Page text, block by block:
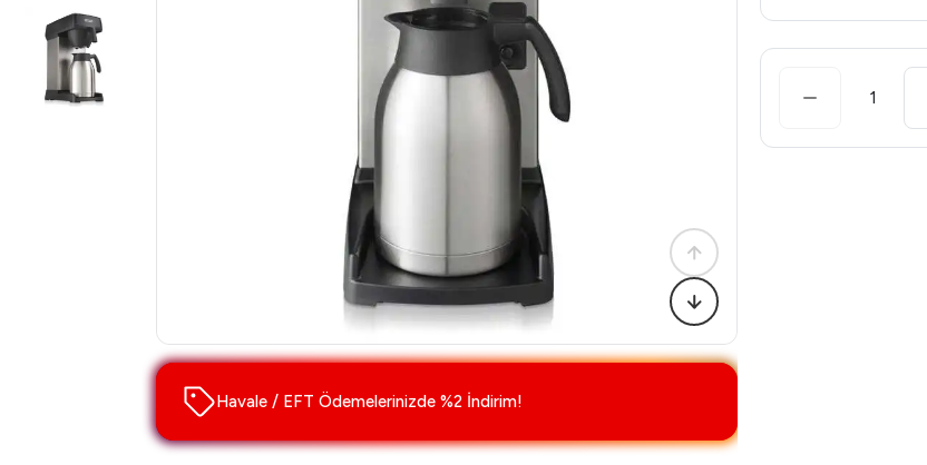
Havale / EFT Ödemelerinizde %2 İndirim!
1